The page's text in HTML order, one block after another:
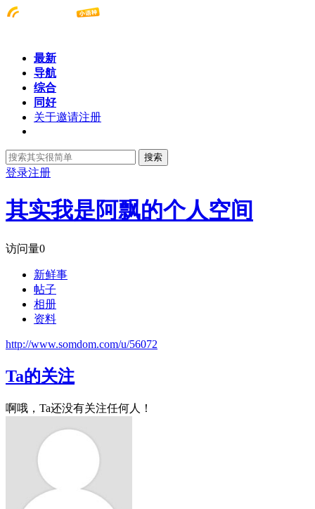
最新
导航
综合
同好
关于邀请注册
搜索
登录注册
其实我是阿飘的个人空间
访问量0
新鲜事
帖子
相册
资料
http://www.somdom.com/u/56072
Ta的关注
啊哦，Ta还没有关注任何人！